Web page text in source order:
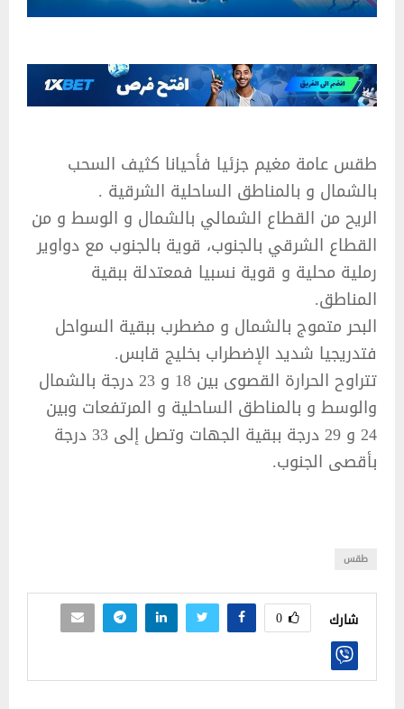
‏طقس عامة مغيم جزئيا فأحيانا كثيف السحب
بالشمال و بالمناطق الساحلية الشرقية‎ ‎‏. ‏
الريح من القطاع الشمالي بالشمال و الوسط و من
القطاع الشرقي بالجنوب، قوية بالجنوب مع دواوير
رملية محلية و قوية نسبيا فمعتدلة ببقية
‏المناطق.‏
البحر متموج بالشمال و مضطرب ببقية السواحل
فتدريجيا شديد الإضطراب بخليج قابس.‏
تتراوح الحرارة القصوى بين 18 و 23 درجة بالشمال
والوسط و بالمناطق الساحلية و المرتفعات وبين
24 و 29 درجة ببقية الجهات ‏وتصل إلى 33 درجة
بأقصى الجنوب.‏
طقس
شارك 0